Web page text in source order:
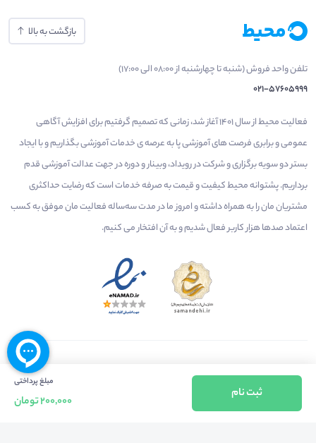
مبلغ پرداختی
200,000 تومان
ثبت نام
بازگشت به بالا
تلفن واحد فروش (شنبه تا چهارشنبه از 08:00 الی 17:00)
021-57605999
فعالیت محیط از سال 1401 آغاز شد، زمانی که تصمیم گرفتیم برای افزایش آگاهی
عمومی و برابری فرصت های آموزشی پا به عرصه ی خدمات آموزشی بگذاریم و با ایجاد
بستر دو سویه برگزاری و شرکت در رویداد، وبینار و دوره در جهت عدالت آموزشی قدم
برداریم. پشتوانه محیط کیفیت و قیمت به صرفه خدمات است که رضایت حداکثری
مشتریان مان را به همراه داشته و امروز ما در مدت سه‌ساله فعالیت مان موفق به کسب
اعتماد صدها هزار کاربر فعال شدیم و به آن افتخار می‌ کنیم.
راهنمای استفاده
استعلام گواهینامه